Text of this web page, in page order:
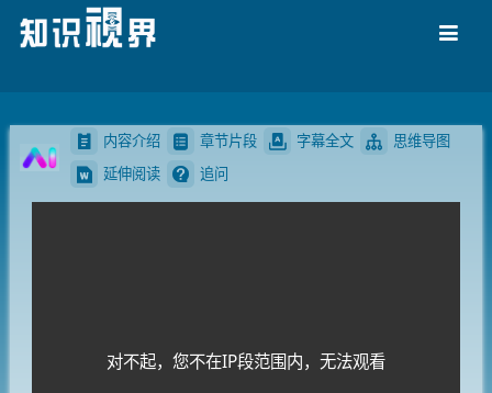
导航
内容介绍 章节片段 字幕全文
思维导图
延伸阅读
追问
对不起，您不在IP段范围内，无法观看